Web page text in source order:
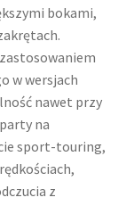
bokami,
w wersjach
nawet przy
na
sport-touring,
z